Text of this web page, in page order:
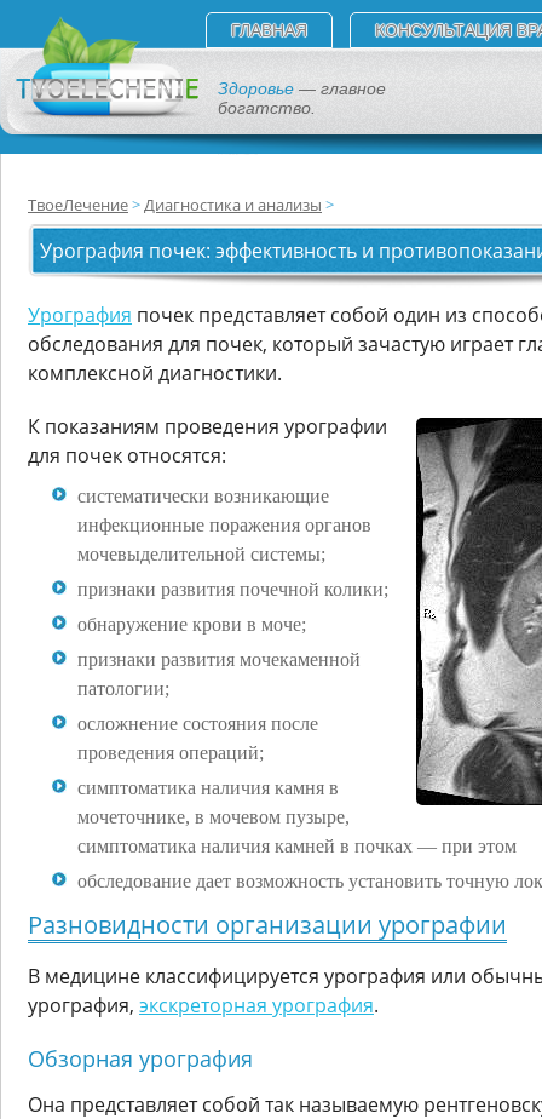
ГЛАВНАЯ КОНСУЛЬТАЦИЯ
Здоровье — главное
богатство.
ТвоеЛечение Диагностика и анализы
Урография почек: эффективность и
Урография почек представляет собой один из
обследования для почек, который зачастую играет
комплексной диагностики.
К показаниям проведения урографии
для почек относятся:
систематически возникающие
инфекционные поражения органов
мочевыделительной системы;
признаки развития почечной колики;
обнаружение крови в моче;
признаки развития мочекаменной
патологии;
осложнение состояния после
проведения операций;
симптоматика наличия камня в
мочеточнике, в мочевом пузыре,
симптоматика наличия камней в почках — при этом
обследование дает возможность установить точную
Разновидности организации урографии
В медицине классифицируется урография или
урография, экскреторная урография.
Обзорная урография
Она представляет собой так называемую